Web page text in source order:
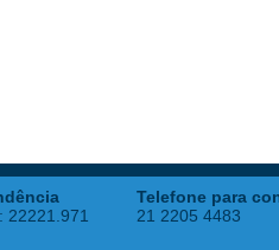
22221.971
Telefone para
21 2205 4483